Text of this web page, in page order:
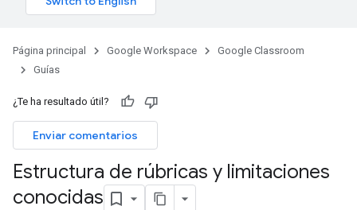
Página principal Google Workspace
Google Classroom
Guías
¿Te ha resultado útil?
Enviar comentarios
Estructura de rúbricas y limitaciones
conocidas